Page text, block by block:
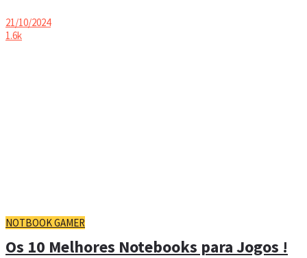
21/10/2024
1.6k
NOTBOOK GAMER
Os 10 Melhores Notebooks para Jogos !